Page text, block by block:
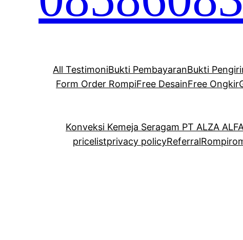
All TestimoniBukti PembayaranBukti
Form Order RompiFree DesainFree Ongkir
Konveksi Kemeja Seragam PT ALZA
pricelistprivacy policyReferralRompi